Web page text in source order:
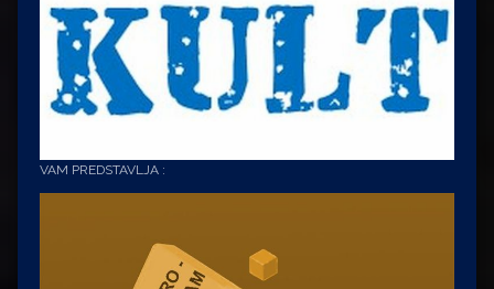
VAM PREDSTAVLJA :